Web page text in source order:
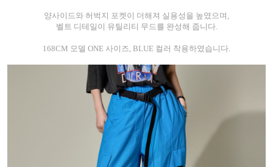
양사이드와 허벅지 포켓이 더해져 실용성을 높였으며,
벨트 디테일이 유틸리티 무드를 완성해 줍니다.
168CM 모델 ONE 사이즈, BLUE 컬러 착용하였습니다.